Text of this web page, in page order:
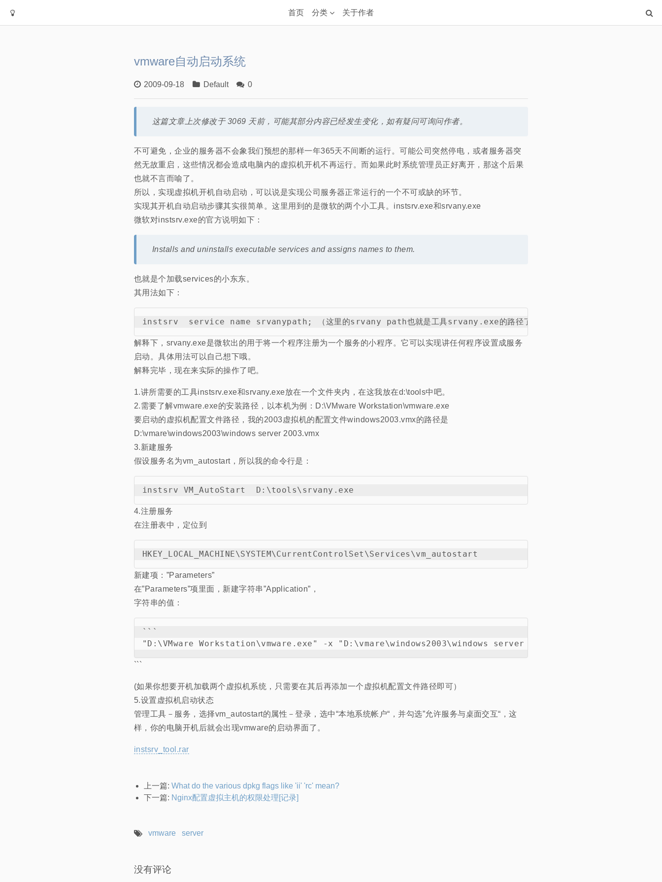
首页 分类 关于作者
vmware自动启动系统
2009-09-18 Default 0
这篇文章上次修改于 3069 天前，可能其部分内容已经发生变化，如有疑问可询问作者。
不可避免，企业的服务器不会象我们预想的那样一年365天不间断的运行。可能公司突然停电，或者服务器突
然无故重启，这些情况都会造成电脑内的虚拟机开机不再运行。而如果此时系统管理员正好离开，那这个后果
也就不言而喻了。
所以，实现虚拟机开机自动启动，可以说是实现公司服务器正常运行的一个不可或缺的环节。
实现其开机自动启动步骤其实很简单。这里用到的是微软的两个小工具。instsrv.exe和srvany.exe
微软对instsrv.exe的官方说明如下：
Installs and uninstalls executable services and assigns names to them.
也就是个加载services的小东东。
其用法如下：
解释下，srvany.exe是微软出的用于将一个程序注册为一个服务的小程序。它可以实现讲任何程序设置成服务
启动。具体用法可以自己想下哦。
解释完毕，现在来实际的操作了吧。
1.讲所需要的工具instsrv.exe和srvany.exe放在一个文件夹内，在这我放在d:\tools中吧。
2.需要了解vmware.exe的安装路径，以本机为例：D:\VMware Workstation\vmware.exe
要启动的虚拟机配置文件路径，我的2003虚拟机的配置文件windows2003.vmx的路径是
D:\vmare\windows2003\windows server 2003.vmx
3.新建服务
假设服务名为vm_autostart，所以我的命令行是：
4.注册服务
在注册表中，定位到
新建项：”Parameters”
在”Parameters”项里面，新建字符串”Application”，
字符串的值：
```
```
(如果你想要开机加载两个虚拟机系统，只需要在其后再添加一个虚拟机配置文件路径即可）
5.设置虚拟机启动状态
管理工具－服务，选择vm_autostart的属性－登录，选中“本地系统帐户“，并勾选”允许服务与桌面交互“，这
样，你的电脑开机后就会出现vmware的启动界面了。
instsrv_tool.rar
上一篇: What do the various dpkg flags like 'ii' 'rc' mean?
下一篇: Nginx配置虚拟主机的权限处理[记录]
vmware server
没有评论